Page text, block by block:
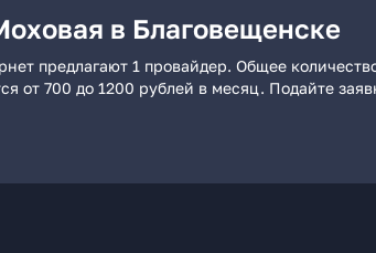
в Благовещенске
предлагают 1 провайдер. Общее
от 700 до 1200 рублей в месяц. Подайте